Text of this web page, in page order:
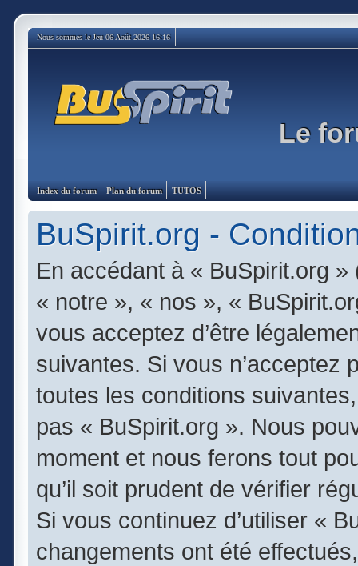
Nous sommes le Jeu 06 Août 2026 16:16
Le
Index du forum Plan du forum TUTOS
BuSpirit.org -
En accédant à « BuSpirit.org
« notre », « nos », «
vous acceptez d’être
suivantes. Si vous n’acceptez
toutes les conditions
pas « BuSpirit.org ». Nous
moment et nous ferons tout
qu’il soit prudent de vérifier
Si vous continuez d’utiliser «
changements ont été